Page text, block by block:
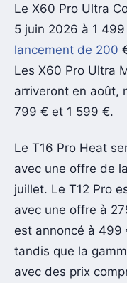
Le X60 Pro Ultra
5 juin 2026 à 1
lancement de 200
Les X60 Pro Ultra
arriveront en août,
799 € et 1 599 €.
Le T16 Pro Heat
avec une offre de
juillet. Le T12 Pro
avec une offre à
est annoncé à 499
tandis que la
avec des prix